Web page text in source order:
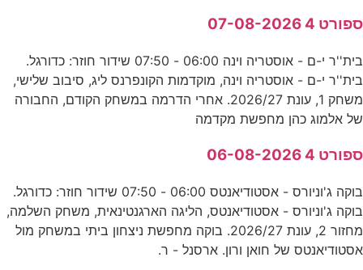
ספורט 4 07-08-2026
בית''ר י-ם - אוסטריה וינה 06:00 - 07:50 שידור חוזר: כדורגל.
בית''ר י-ם - אוסטריה וינה, מוקדמות הקונפרנס ליג, סיבוב שלישי,
משחק 1, עונת 2026/27. אחרי הדרמה במשחק הקודם, החבורה
של אלמוג כהן מחפשת מקדמה
ספורט 4 06-08-2026
בוקה ג'וניורס - אסטודיאנטס 06:00 - 07:50 שידור חוזר: כדורגל.
בוקה ג'וניורס - אסטודיאנטס, הליגה הארגנטינאית, משחק השלמה,
מחזור 2, עונת 2026/27. בוקה מחפשת ניצחון ביתי במשחק מול
אסטודיאנטס של חואן ורון. ארסנל - ר.